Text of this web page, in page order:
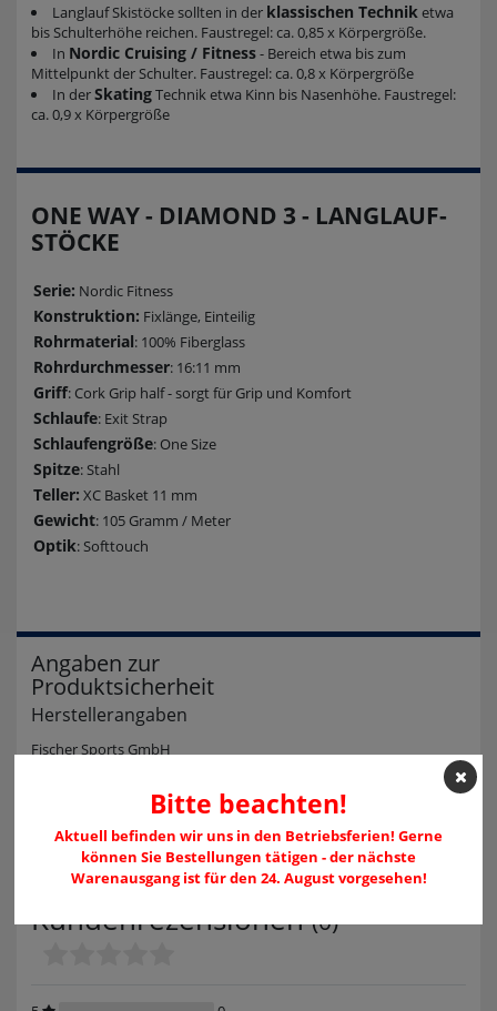
Langlauf Skistöcke sollten in der klassischen Techniketwa
bis Schulterhöhe reichen. Faustregel: ca. 0,85 x Körpergröße.
In Nordic Cruising / Fitness- Bereich etwa bis zum
Mittelpunkt der Schulter. Faustregel: ca. 0,8 x Körpergröße
In derSkatingTechnik etwa Kinn bis Nasenhöhe. Faustregel:
ca. 0,9 x Körpergröße
ONE WAY - DIAMOND 3 - LANGLAUF-
STÖCKE
Serie: Nordic Fitness
Konstruktion: Fixlänge, Einteilig
Rohrmaterial: 100% Fiberglass
Rohrdurchmesser: 16:11 mm
Griff: Cork Grip half - sorgt für Grip und Komfort
Schlaufe: Exit Strap
Schlaufengröße: One Size
Spitze: Stahl
Teller: XC Basket 11 mm
Gewicht: 105 Gramm / Meter
Optik: Softtouch
Angaben zur
Produktsicherheit
Herstellerangaben
Fischer Sports GmbH
4910 Ried im Innkreis
info@fischersports.com
004377529090
Kundenrezensionen(0)
Bitte beachten!
Aktuell befinden wir uns in den Betriebsferien! Gerne
können Sie Bestellungen tätigen - der nächste
Warenausgang ist für den 24. August vorgesehen!